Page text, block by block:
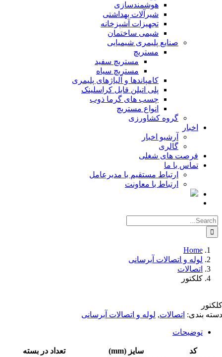
هوشمندسازی
شیرآلات بهداشتی
تجهیزات آشپزخانه
شیمی ساختمان
صنایع پلیمری شیمیایی
مستربچ
مستربچ سفید
مستربچ سیاه
کامپاندها و آلیاژهای پلیمری
پلی اتیلن قابل کراسلینک
چسب های گرما ذوب
انواع مستربچ
گروه کشاورزی
اخبار
آرشیو اخبار
گالری
فرصت های شغلی
تماس با ما
ارتباط مستقیم با مدیرعامل
ارتباط با معاونت
Home
لوله و اتصالات آبرسانی
اتصالات
کلکتور
بندی:اتصالات,لوله و اتصالات آبرسانی
توضیحات
کد سایز (mm)
تعداد در بسته